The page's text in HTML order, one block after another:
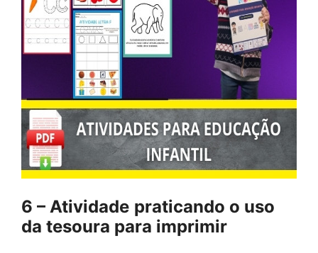
6 – Atividade praticando o uso
da tesoura para imprimir